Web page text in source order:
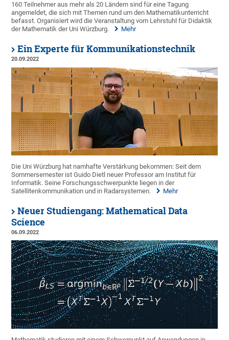
160 Teilnehmer aus mehr als 20 Ländern sind für eine Tagung
angemeldet, die sich mit Themen rund um den Mathematikunterricht
befasst. Organisiert wird die Veranstaltung vom Lehrstuhl für Didaktik
der Mathematik der Uni Würzburg.
Mehr
Ein Experte für Kommunikationstechnik
20.09.2022
Die Uni Würzburg hat namhafte Verstärkung bekommen: Seit dem
Sommersemester ist Guido Dietl neuer Professor am Institut für
Informatik. Seine Forschungsschwerpunkte liegen in der
Satellitenkommunikation und in Radarsystemen.
Mehr
Neuer Studiengang: Mathematical Data
Science
06.09.2022